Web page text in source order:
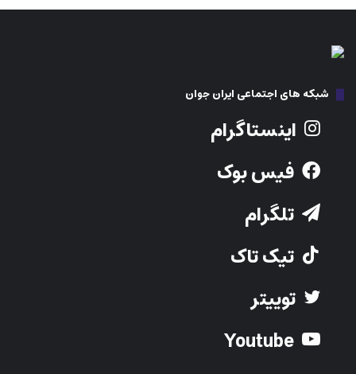
شبکه های اجتماعی ایران جوان
اینستاگرام
فیس بوک
تلگرام
تیک تاک
توییتر